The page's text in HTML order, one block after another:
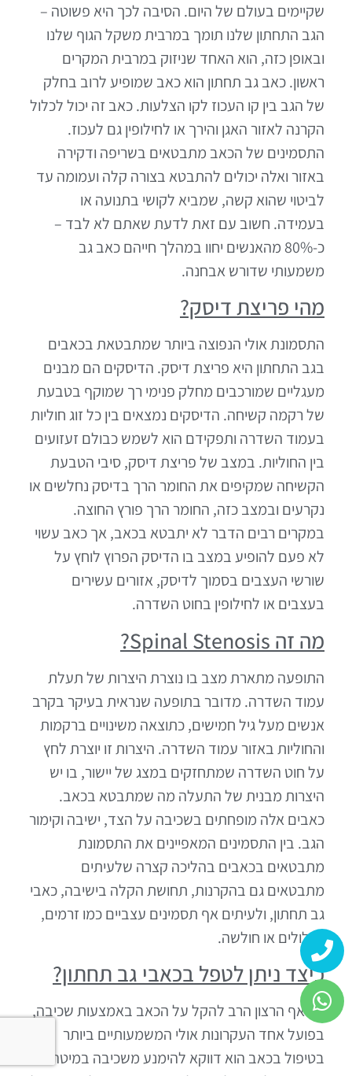
שקיימים בעולם של היום. הסיבה לכך היא פשוטה –
הגב התחתון שלנו תומך במרבית משקל הגוף שלנו
ובאופן כזה, הוא האחד שניזוק במרבית המקרים
ראשון. כאב גב תחתון הוא כאב שמופיע לרוב בחלק
של הגב בין קו העכוז לקו הצלעות. כאב זה יכול לכלול
הקרנה לאזור האגן והירך או לחילופין גם לעכוז.
התסמינים של הכאב מתבטאים בשריפה ודקירה
באזור ואלה יכולים להתבטא בצורה קלה ועמומה עד
לביטוי שהוא קשה, שמביא לקושי בתנועה או
בעמידה. חשוב עם זאת לדעת שאתם לא לבד –
כ-80% מהאנשים יחוו במהלך חייהם כאב גב
משמעותי שדורש אבחנה.
מהי פריצת דיסק?
התסמונת אולי הנפוצה ביותר שמתבטאת בכאבים
בגב התחתון היא פריצת דיסק. הדיסקים הם מבנים
מעגליים שמורכבים מחלק פנימי רך שמוקף בטבעת
של רקמה קשיחה. הדיסקים נמצאים בין כל זוג חוליות
בעמוד השדרה ותפקידם הוא לשמש כבולם זעזועים
בין החוליות. במצב של פריצת דיסק, סיבי הטבעת
הקשיחה שמקיפים את החומר הרך בדיסק נחלשים או
נקרעים ובמצב כזה, החומר הרך פורץ החוצה.
במקרים רבים הדבר לא יתבטא בכאב, אך כאב עשוי
לא פעם להופיע במצב בו הדיסק הפרוץ לוחץ על
שורשי העצבים בסמוך לדיסק, אזורים עשירים
בעצבים או לחילופין בחוט השדרה.
מה זה Spinal Stenosis
?
התופעה מתארת מצב בו נוצרת היצרות של תעלת
עמוד השדרה. מדובר בתופעה שנראית בעיקר בקרב
אנשים מעל גיל חמישים, כתוצאה משינויים ברקמות
והחוליות באזור עמוד השדרה. היצרות זו יוצרת לחץ
על חוט השדרה שמתחזקים במצג של יישור, בו יש
היצרות מבנית של התעלה מה שמתבטא בכאב.
כאבים אלה מופחתים בשכיבה על הצד, ישיבה וקימור
הגב. בין התסמינים המאפיינים את התסמונת
מתבטאים בכאבים בהליכה קצרה שלעיתים
מתבטאים גם בהקרנות, תחושת הקלה בישיבה, כאבי
גב תחתון, ולעיתים אף תסמינים עצביים כמו זרמים,
נמלולים או חולשה.
כיצד ניתן לטפל בכאבי גב תחתון?
על אף הרצון הרב להקל על הכאב באמצעות שכיבה,
בפועל אחד העקרונות אולי המשמעותיים ביותר
בטיפול בכאב הוא דווקא להימנע משכיבה במיטה